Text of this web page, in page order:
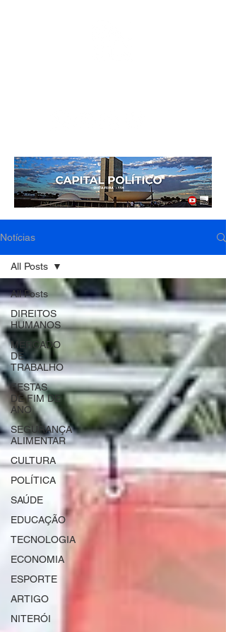
Notícias
All Posts
DIREITOS
HUMANOS
MERCADO
DE
TRABALHO
FESTAS
DE FIM DE
ANO
SEGURANÇA
ALIMENTAR
CULTURA
POLÍTICA
SAÚDE
EDUCAÇÃO
TECNOLOGIA
ECONOMIA
ESPORTE
ARTIGO
NITERÓI
All Posts